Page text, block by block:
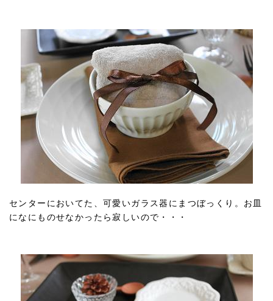
センターにおいてた、可愛いガラス器にまつぼっくり。お皿
になにものせなかったら寂しいので・・・